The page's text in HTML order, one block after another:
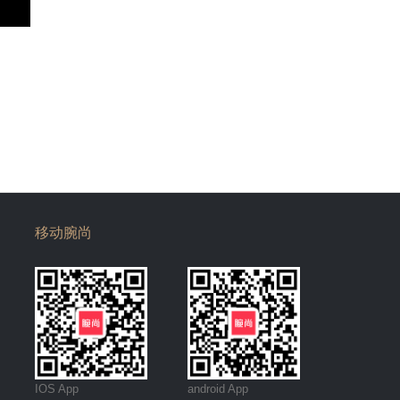
移动腕尚
IOS App android App